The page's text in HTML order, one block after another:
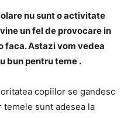
nu sunt o activitate
un fel de provocare in
faca. Astazi vom vedea
bun pentru teme .
copiilor se gandesc
sunt adesea la